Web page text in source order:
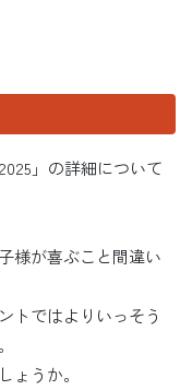
」の詳細について
様が喜ぶこと間違い
トではよりいっそう
ょうか。